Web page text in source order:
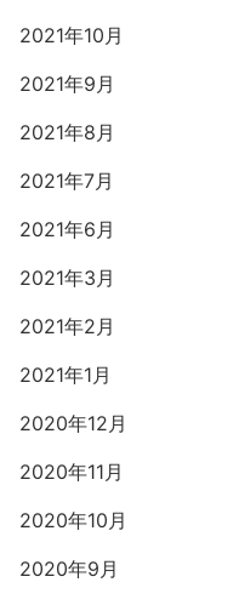
2021年10月
2021年9月
2021年8月
2021年7月
2021年6月
2021年3月
2021年2月
2021年1月
2020年12月
2020年11月
2020年10月
2020年9月